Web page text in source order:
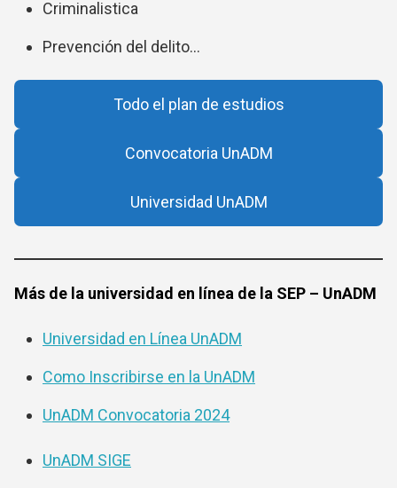
Criminalistica
Prevención del delito…
Todo el plan de estudios
Convocatoria UnADM
Universidad UnADM
Más de la universidad en línea de la SEP – UnADM
Universidad en Línea UnADM
Como Inscribirse en la UnADM
UnADM Convocatoria 2024
UnADM SIGE